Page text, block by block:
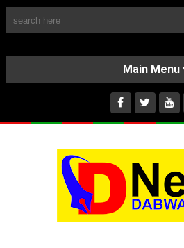
HOME
ABOUT US
INSTAGRAM